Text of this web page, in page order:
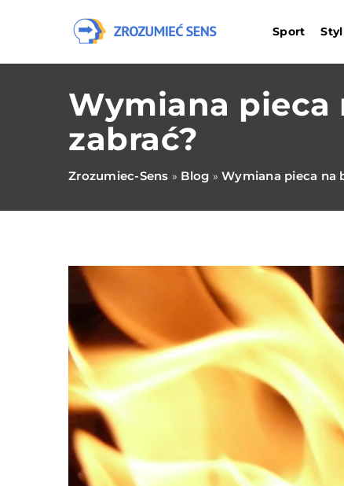
Sport
Wymiana pieca
zabrać?
Zrozumiec-Sens » Blog » Wymiana pieca na